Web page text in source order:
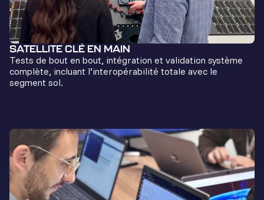
SATELLITE CLÉ EN MAIN
Tests de bout en bout, intégration et validation système
complète, incluant l’interopérabilité totale avec le
segment sol.